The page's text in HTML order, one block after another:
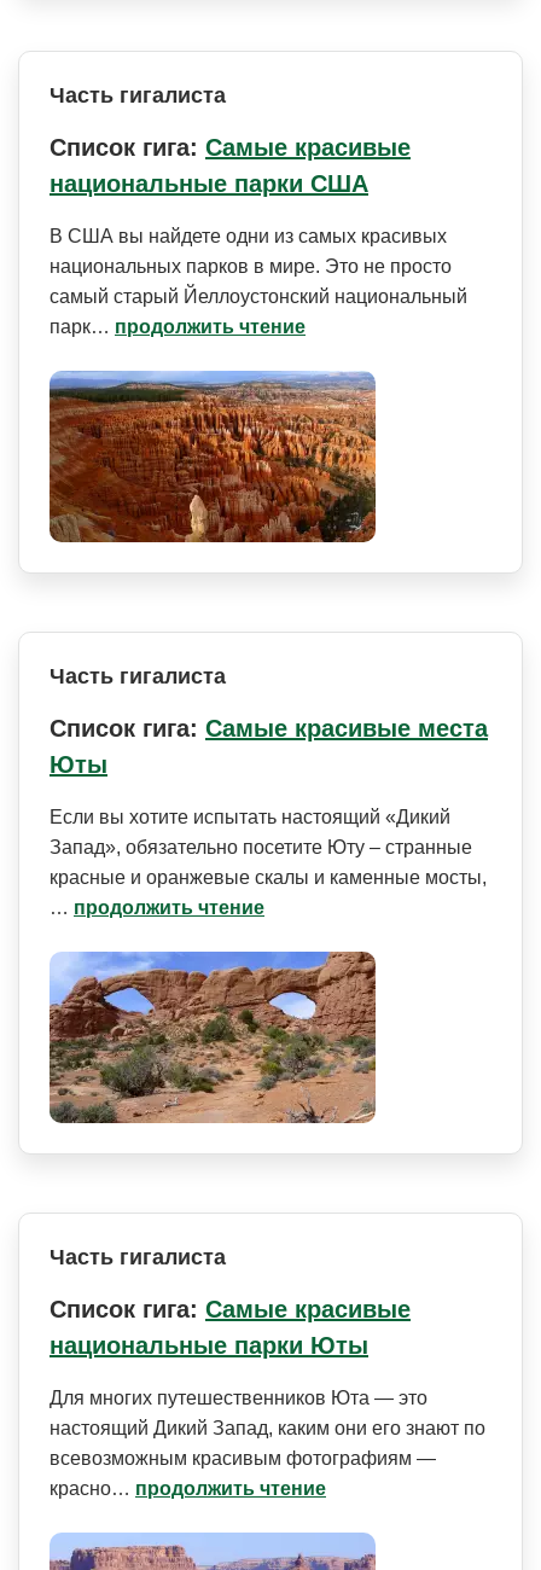
Часть гигалиста
Список гига: Самые красивые
национальные парки США
В США вы найдете одни из самых красивых
национальных парков в мире. Это не просто
самый старый Йеллоустонский национальный
парк… продолжить чтение
Часть гигалиста
Список гига: Самые красивые места
Юты
Если вы хотите испытать настоящий «Дикий
Запад», обязательно посетите Юту – странные
красные и оранжевые скалы и каменные мосты,
… продолжить чтение
Часть гигалиста
Список гига: Самые красивые
национальные парки Юты
Для многих путешественников Юта — это
настоящий Дикий Запад, каким они его знают по
всевозможным красивым фотографиям —
красно… продолжить чтение